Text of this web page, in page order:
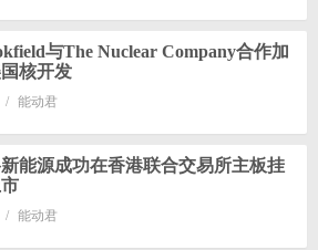
与The Nuclear Company合作加
核开发
/ 能动君
能源成功在香港联合交易所主板挂
/ 能动君